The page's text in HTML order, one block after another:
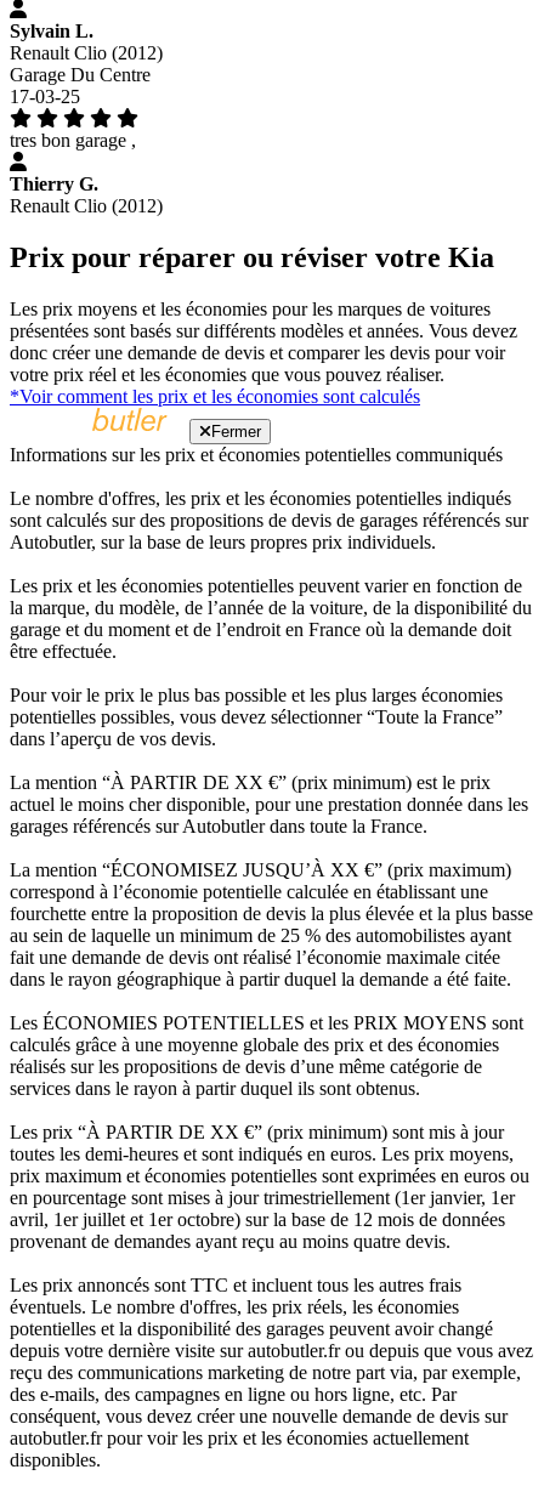
Sylvain L.
Renault Clio (2012)
Garage Du Centre
17-03-25
tres bon garage ,
Thierry G.
Renault Clio (2012)
Prix pour réparer ou réviser votre Kia
Les prix moyens et les économies pour les marques de voitures
présentées sont basés sur différents modèles et années. Vous devez
donc créer une demande de devis et comparer les devis pour voir
votre prix réel et les économies que vous pouvez réaliser.
*Voir comment les prix et les économies sont calculés
Fermer
Informations sur les prix et économies potentielles communiqués
Le nombre d'offres, les prix et les économies potentielles indiqués
sont calculés sur des propositions de devis de garages référencés sur
Autobutler, sur la base de leurs propres prix individuels.
Les prix et les économies potentielles peuvent varier en fonction de
la marque, du modèle, de l’année de la voiture, de la disponibilité du
garage et du moment et de l’endroit en France où la demande doit
être effectuée.
Pour voir le prix le plus bas possible et les plus larges économies
potentielles possibles, vous devez sélectionner “Toute la France”
dans l’aperçu de vos devis.
La mention “À PARTIR DE XX €” (prix minimum) est le prix
actuel le moins cher disponible, pour une prestation donnée dans les
garages référencés sur Autobutler dans toute la France.
La mention “ÉCONOMISEZ JUSQU’À XX €” (prix maximum)
correspond à l’économie potentielle calculée en établissant une
fourchette entre la proposition de devis la plus élevée et la plus basse
au sein de laquelle un minimum de 25 % des automobilistes ayant
fait une demande de devis ont réalisé l’économie maximale citée
dans le rayon géographique à partir duquel la demande a été faite.
Les ÉCONOMIES POTENTIELLES et les PRIX MOYENS sont
calculés grâce à une moyenne globale des prix et des économies
réalisés sur les propositions de devis d’une même catégorie de
services dans le rayon à partir duquel ils sont obtenus.
Les prix “À PARTIR DE XX €” (prix minimum) sont mis à jour
toutes les demi-heures et sont indiqués en euros. Les prix moyens,
prix maximum et économies potentielles sont exprimées en euros ou
en pourcentage sont mises à jour trimestriellement (1er janvier, 1er
avril, 1er juillet et 1er octobre) sur la base de 12 mois de données
provenant de demandes ayant reçu au moins quatre devis.
Les prix annoncés sont TTC et incluent tous les autres frais
éventuels. Le nombre d'offres, les prix réels, les économies
potentielles et la disponibilité des garages peuvent avoir changé
depuis votre dernière visite sur autobutler.fr ou depuis que vous avez
reçu des communications marketing de notre part via, par exemple,
des e-mails, des campagnes en ligne ou hors ligne, etc. Par
conséquent, vous devez créer une nouvelle demande de devis sur
autobutler.fr pour voir les prix et les économies actuellement
disponibles.